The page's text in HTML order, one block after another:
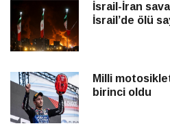
İsrail-İran
İsrail’de ölü
Milli
birinci oldu